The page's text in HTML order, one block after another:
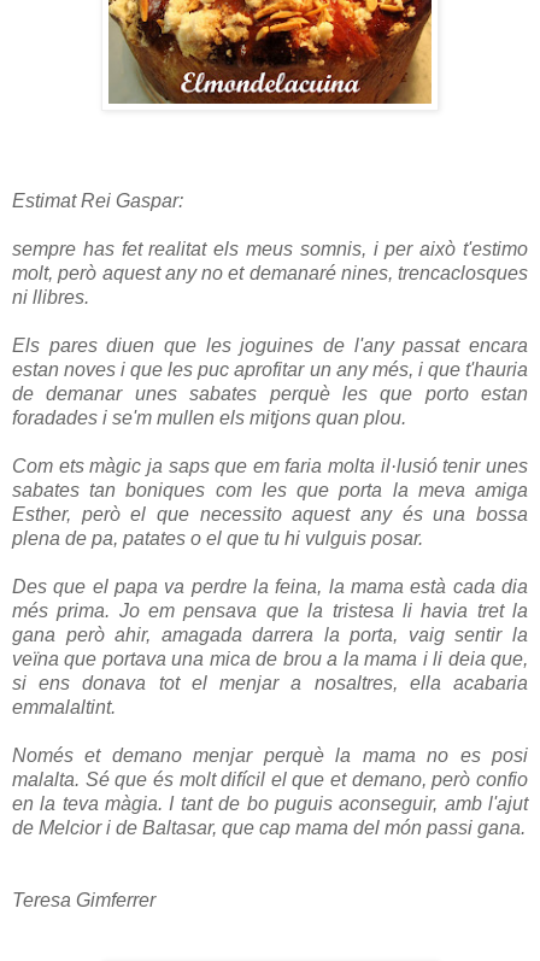
Estimat Rei Gaspar:
sempre has fet realitat els meus somnis, i per això t'estimo
molt, però aquest any no et demanaré nines, trencaclosques
ni llibres.
Els pares diuen que les joguines de l'any passat encara
estan noves i que les puc aprofitar un any més, i que t'hauria
de demanar unes sabates perquè les que porto estan
foradades i se'm mullen els mitjons quan plou.
Com ets màgic ja saps que em faria molta il·lusió tenir unes
sabates tan boniques com les que porta la meva amiga
Esther, però el que necessito aquest any és una bossa
plena de pa, patates o el que tu hi vulguis posar.
Des que el papa va perdre la feina, la mama està cada dia
més prima. Jo em pensava que la tristesa li havia tret la
gana però ahir, amagada darrera la porta, vaig sentir la
veïna que portava una mica de brou a la mama i li deia que,
si ens donava tot el menjar a nosaltres, ella acabaria
emmalaltint.
Només et demano menjar perquè la mama no es posi
malalta. Sé que és molt difícil el que et demano, però confio
en la teva màgia. I tant de bo puguis aconseguir, amb l'ajut
de Melcior i de Baltasar, que cap mama del món passi gana.
Teresa Gimferrer